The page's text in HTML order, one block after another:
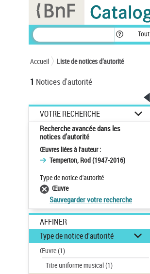
Tout
Accueil Liste de notices d’autorité
1 Notices d'autorité
VOTRE RECHERCHE
Recherche avancée dans les
notices d’autorité
Œuvres liées à l'auteur :
Temperton, Rod (1947-2016)
Type de notice d'autorité
Œuvre
Sauvegarder votre recherche
AFFINER
Type de notice d'autorité
Œuvre(1)
Titre uniforme musical(1)
Panneau de gestion des cookies